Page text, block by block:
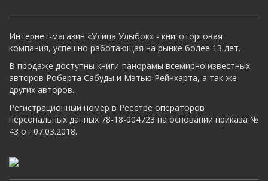
Интернет-магазин «Улица Улыбок» - книготорговая
компания, успешно работающая на рынке более 13 лет.
В продаже доступны книги-панорамы всемирно известных
авторов Роберта Сабуды и Мэтью Рейнхарта, а так же
других авторов.
Регистрационный номер в Реестре операторов
персональных данных 78-18-004723 на основании приказа №
43 от 07.03.2018.